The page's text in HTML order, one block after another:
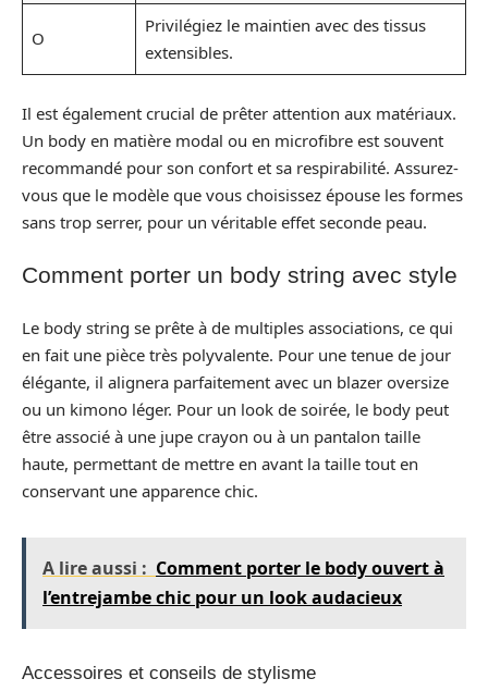
O
Privilégiez le maintien avec des tissus
extensibles.
Il est également crucial de prêter attention aux matériaux.
Un body en matière modal ou en microfibre est souvent
recommandé pour son confort et sa respirabilité. Assurez-
vous que le modèle que vous choisissez épouse les formes
sans trop serrer, pour un véritable effet seconde peau.
Comment porter un body string avec style
Le body string se prête à de multiples associations, ce qui
en fait une pièce très polyvalente. Pour une tenue de jour
élégante, il alignera parfaitement avec un blazer oversize
ou un kimono léger. Pour un look de soirée, le body peut
être associé à une jupe crayon ou à un pantalon taille
haute, permettant de mettre en avant la taille tout en
conservant une apparence chic.
A lire aussi : Comment porter le body ouvert à
l’entrejambe chic pour un look audacieux
Accessoires et conseils de stylisme